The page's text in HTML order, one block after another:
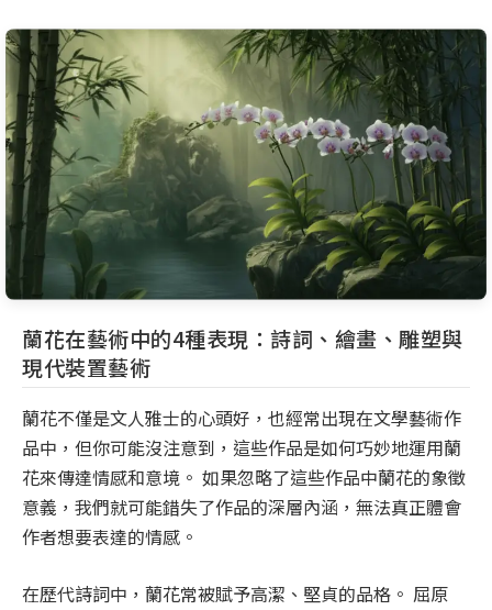
蘭花在藝術中的4種表現：詩詞、繪畫、雕塑與
現代裝置藝術
蘭花不僅是文人雅士的心頭好，也經常出現在文學藝術作
品中，但你可能沒注意到，這些作品是如何巧妙地運用蘭
花來傳達情感和意境。 如果忽略了這些作品中蘭花的象徵
意義，我們就可能錯失了作品的深層內涵，無法真正體會
作者想要表達的情感。
在歷代詩詞中，蘭花常被賦予高潔、堅貞的品格。 屈原